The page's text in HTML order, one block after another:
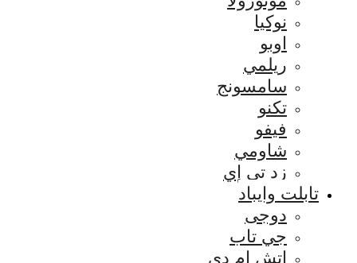
نوكيا
اوبو
ريلمي
سامسونج
تكنو
فيفو
شاومي
زد تي إي
تابلت وايباد
دوجى
جي تاب
اتش ام دى